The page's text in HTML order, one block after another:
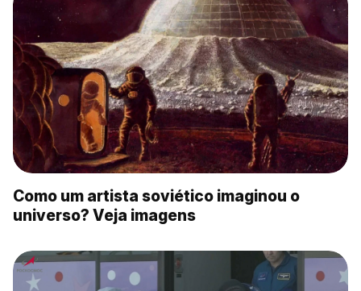
Como um artista soviético imaginou o
universo? Veja imagens